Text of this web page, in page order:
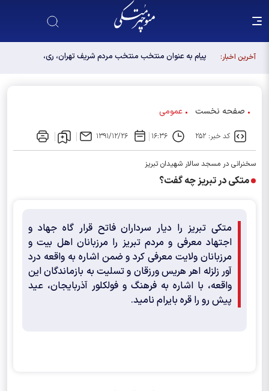
آخرین اخبار:
پیام به عنوان منتخب منتخب مردم شریف تهران، ری،
صفحه نخست عمومی
کد خبر: ۲۵۲ ۱۶:۳۶ ۱۳۹۱/۱۲/۲۶
سخنرانی در مسجد سالار شهیدان تبریز
متکی در تبریز چه گفت؟
متکی تبریز را دیار سرداران فاتح قرار گاه جهاد و
اجتهاد معرفی و مردم تبریز را مرزبانان اهل بیت و
مرزبانان ولایت معرفی کرد و ضمن اشاره به واقعه درد
آور زلزله اهر هریس ورزقان و تسلیت به بازماندگان این
واقعه، با اشاره به فرهنگ و فولکلور آذربایجان، عید
پیش رو را قره بایرام نامید.